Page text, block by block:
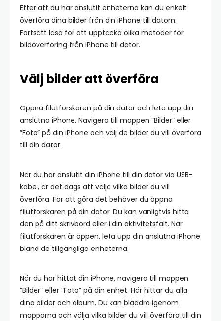
Efter att du har anslutit enheterna kan du enkelt
överföra dina bilder från din iPhone till datorn.
Fortsätt läsa för att upptäcka olika metoder för
bildöverföring från iPhone till dator.
Välj bilder att överföra
Öppna filutforskaren på din dator och leta upp din
anslutna iPhone. Navigera till mappen ”Bilder” eller
”Foto” på din iPhone och välj de bilder du vill överföra
till din dator.
När du har anslutit din iPhone till din dator via USB-
kabel, är det dags att välja vilka bilder du vill
överföra. För att göra det behöver du öppna
filutforskaren på din dator. Du kan vanligtvis hitta
den på ditt skrivbord eller i din aktivitetsfält. När
filutforskaren är öppen, leta upp din anslutna iPhone
bland de tillgängliga enheterna.
När du har hittat din iPhone, navigera till mappen
”Bilder” eller ”Foto” på din enhet. Här hittar du alla
dina bilder och album. Du kan bläddra igenom
mapparna och välja vilka bilder du vill överföra till din